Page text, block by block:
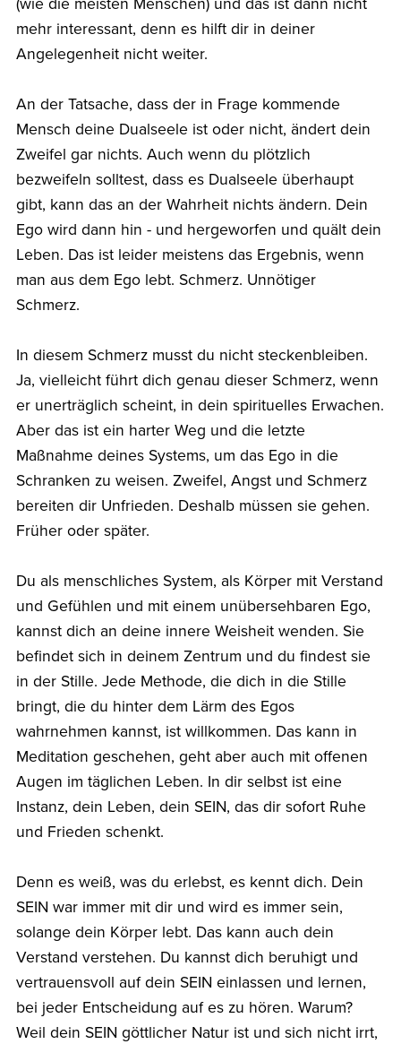
(wie die meisten Menschen) und das ist dann nicht
mehr interessant, denn es hilft dir in deiner
Angelegenheit nicht weiter.
An der Tatsache, dass der in Frage kommende
Mensch deine Dualseele ist oder nicht, ändert dein
Zweifel gar nichts. Auch wenn du plötzlich
bezweifeln solltest, dass es Dualseele überhaupt
gibt, kann das an der Wahrheit nichts ändern. Dein
Ego wird dann hin - und hergeworfen und quält dein
Leben. Das ist leider meistens das Ergebnis, wenn
man aus dem Ego lebt. Schmerz. Unnötiger
Schmerz.
In diesem Schmerz musst du nicht steckenbleiben.
Ja, vielleicht führt dich genau dieser Schmerz, wenn
er unerträglich scheint, in dein spirituelles Erwachen.
Aber das ist ein harter Weg und die letzte
Maßnahme deines Systems, um das Ego in die
Schranken zu weisen. Zweifel, Angst und Schmerz
bereiten dir Unfrieden. Deshalb müssen sie gehen.
Früher oder später.
Du als menschliches System, als Körper mit Verstand
und Gefühlen und mit einem unübersehbaren Ego,
kannst dich an deine innere Weisheit wenden. Sie
befindet sich in deinem Zentrum und du findest sie
in der Stille. Jede Methode, die dich in die Stille
bringt, die du hinter dem Lärm des Egos
wahrnehmen kannst, ist willkommen. Das kann in
Meditation geschehen, geht aber auch mit offenen
Augen im täglichen Leben. In dir selbst ist eine
Instanz, dein Leben, dein SEIN, das dir sofort Ruhe
und Frieden schenkt.
Denn es weiß, was du erlebst, es kennt dich. Dein
SEIN war immer mit dir und wird es immer sein,
solange dein Körper lebt. Das kann auch dein
Verstand verstehen. Du kannst dich beruhigt und
vertrauensvoll auf dein SEIN einlassen und lernen,
bei jeder Entscheidung auf es zu hören. Warum?
Weil dein SEIN göttlicher Natur ist und sich nicht irrt,